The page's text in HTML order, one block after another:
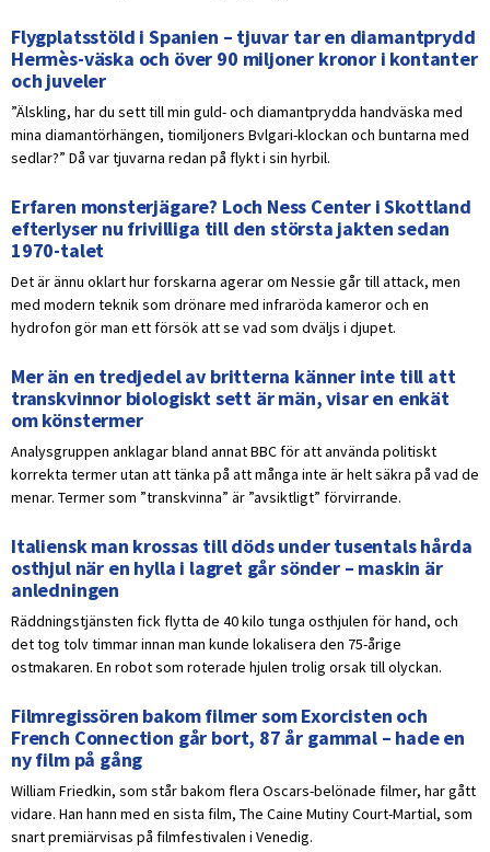
Flygplatsstöld i Spanien – tjuvar tar en diamantprydd
Hermès-väska och över 90 miljoner kronor i kontanter
och juveler
”Älskling, har du sett till min guld- och diamantprydda handväska med
mina diamantörhängen, tiomiljoners Bvlgari-klockan och buntarna med
sedlar?” Då var tjuvarna redan på flykt i sin hyrbil.
Erfaren monsterjägare? Loch Ness Center i Skottland
efterlyser nu frivilliga till den största jakten sedan
1970-talet
Det är ännu oklart hur forskarna agerar om Nessie går till attack, men
med modern teknik som drönare med infraröda kameror och en
hydrofon gör man ett försök att se vad som dväljs i djupet.
Mer än en tredjedel av britterna känner inte till att
transkvinnor biologiskt sett är män, visar en enkät
om könstermer
Analysgruppen anklagar bland annat BBC för att använda politiskt
korrekta termer utan att tänka på att många inte är helt säkra på vad de
menar. Termer som ”transkvinna” är ”avsiktligt” förvirrande.
Italiensk man krossas till döds under tusentals hårda
osthjul när en hylla i lagret går sönder – maskin är
anledningen
Räddningstjänsten fick flytta de 40 kilo tunga osthjulen för hand, och
det tog tolv timmar innan man kunde lokalisera den 75-årige
ostmakaren. En robot som roterade hjulen trolig orsak till olyckan.
Filmregissören bakom filmer som Exorcisten och
French Connection går bort, 87 år gammal – hade en
ny film på gång
William Friedkin, som står bakom flera Oscars-belönade filmer, har gått
vidare. Han hann med en sista film, The Caine Mutiny Court-Martial, som
snart premiärvisas på filmfestivalen i Venedig.